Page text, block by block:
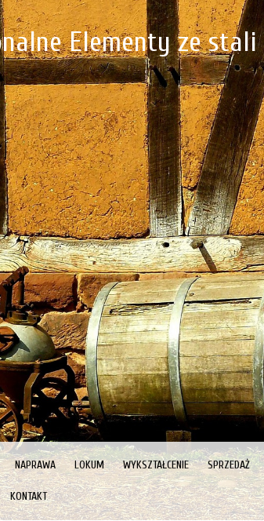
NAPRAWA LOKUM WYKSZTAŁCENIE SPRZEDAŻ
KONTAKT
Elementy ze